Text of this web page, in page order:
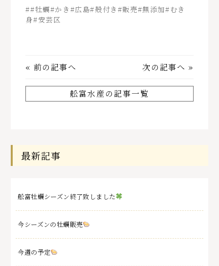
##牡蠣#かき#広島#殻付き#販売#無添加#むき
身#安芸区
« 前の記事へ 次の記事へ »
舩富水産の記事一覧
最新記事
舩富牡蠣シーズン終了致しました
今シーズンの牡蠣販売
今週の予定